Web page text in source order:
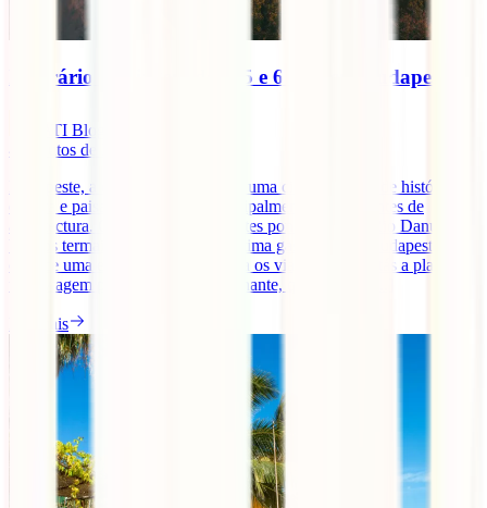
Itinerário de viagem de 4, 5 e 6 dias em Budapeste
IATI Blog
minutos de leitura
Budapeste, a capital da Hungria, é uma cidade repleta de história,
cultura e paisagens incríveis, principalmente para amantes de
arquitectura. Com as impressionantes pontes sobre o Rio Danúbio,
banhos termais relaxantes e uma ótima gastronomia, Budapeste
oferece uma experiência única para os viajantes. Se estás a planear
uma viagem para esta cidade fascinante, quer tenhas [...]
Ler mais